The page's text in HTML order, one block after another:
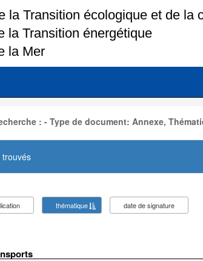
: - Type de document: Annexe,
thématique
date de signature